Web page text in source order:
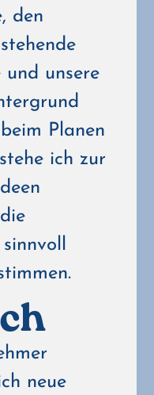
den
unsere
Planen
ich zur
neue